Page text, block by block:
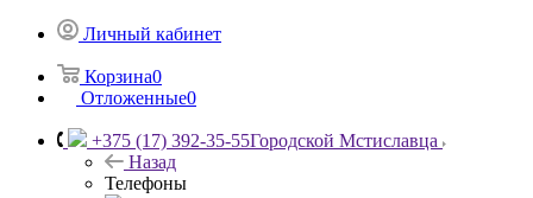
Личный кабинет
Корзина0
Отложенные0
+375 (17) 392-35-55Городской Мстиславца
Назад
Телефоны